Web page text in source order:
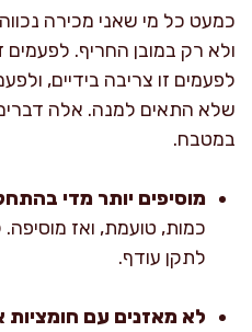
כמעט כל מי שאני מכירה
ולא רק במובן החריף.
לפעמים זו צריבה בידיים,
שלא התאים למנה. אלה
במטבח.
מוסיפים יותר מדי
כמות, טועמת, ואז
לתקן עודף.
לא מאזנים עם חומציות